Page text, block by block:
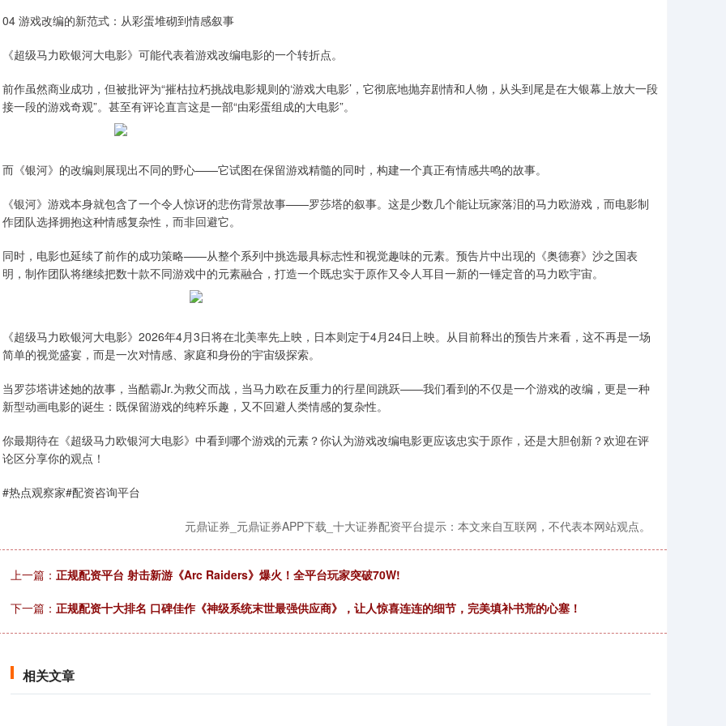
04 游戏改编的新范式：从彩蛋堆砌到情感叙事
《超级马力欧银河大电影》可能代表着游戏改编电影的一个转折点。
前作虽然商业成功，但被批评为“摧枯拉朽挑战电影规则的‘游戏大电影’，它彻底地抛弃剧情和人物，从头到尾是在大银幕上放大一段
接一段的游戏奇观”。甚至有评论直言这是一部“由彩蛋组成的大电影”。
而《银河》的改编则展现出不同的野心——它试图在保留游戏精髓的同时，构建一个真正有情感共鸣的故事。
《银河》游戏本身就包含了一个令人惊讶的悲伤背景故事——罗莎塔的叙事。这是少数几个能让玩家落泪的马力欧游戏，而电影制
作团队选择拥抱这种情感复杂性，而非回避它。
同时，电影也延续了前作的成功策略——从整个系列中挑选最具标志性和视觉趣味的元素。预告片中出现的《奥德赛》沙之国表
明，制作团队将继续把数十款不同游戏中的元素融合，打造一个既忠实于原作又令人耳目一新的一锤定音的马力欧宇宙。
《超级马力欧银河大电影》2026年4月3日将在北美率先上映，日本则定于4月24日上映。从目前释出的预告片来看，这不再是一场
简单的视觉盛宴，而是一次对情感、家庭和身份的宇宙级探索。
当罗莎塔讲述她的故事，当酷霸Jr.为救父而战，当马力欧在反重力的行星间跳跃——我们看到的不仅是一个游戏的改编，更是一种
新型动画电影的诞生：既保留游戏的纯粹乐趣，又不回避人类情感的复杂性。
你最期待在《超级马力欧银河大电影》中看到哪个游戏的元素？你认为游戏改编电影更应该忠实于原作，还是大胆创新？欢迎在评
论区分享你的观点！
#热点观察家#配资咨询平台
元鼎证券_元鼎证券APP下载_十大证券配资平台提示：本文来自互联网，不代表本网站观点。
上一篇： 正规配资平台 射击新游《Arc Raiders》爆火！全平台玩家突破70W!
下一篇： 正规配资十大排名 口碑佳作《神级系统末世最强供应商》，让人惊喜连连的细节，完美填补书荒的心塞！
相关文章